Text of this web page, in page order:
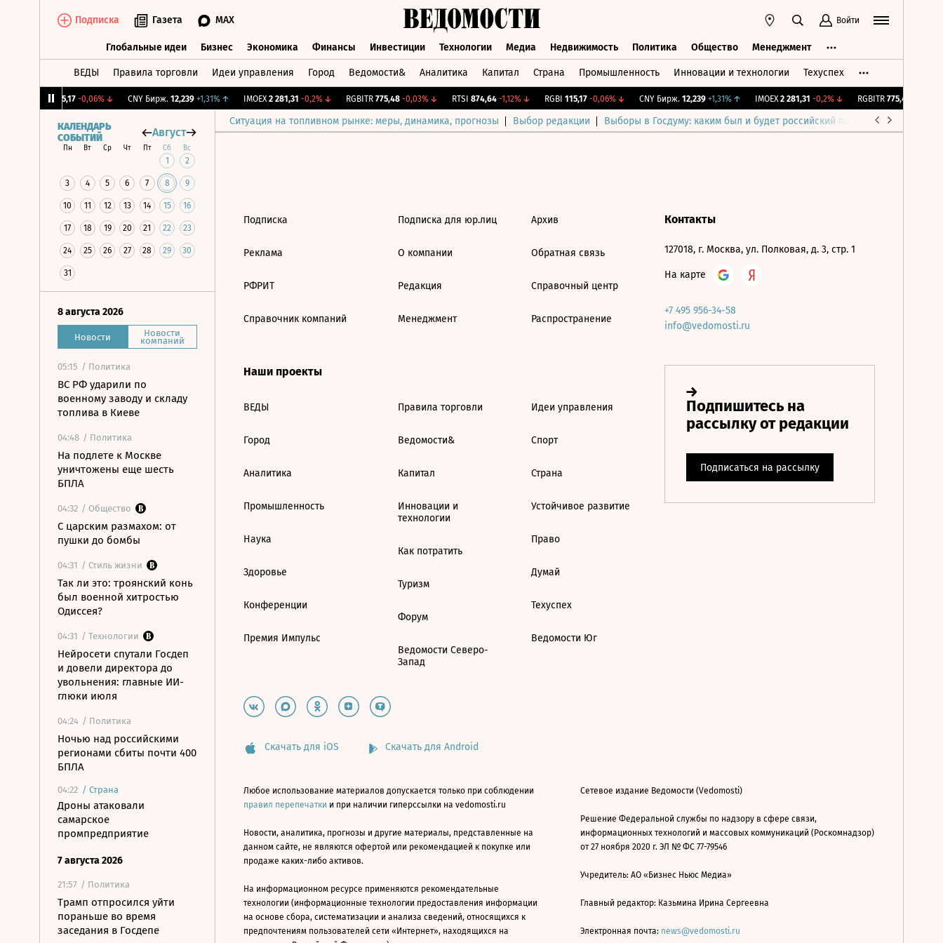
Подписка Газета MAX Войти
Глобальные идеи Бизнес Экономика Финансы Инвестиции Технологии Медиа Недвижимость Политика Общество Менеджмент
ВЕДЫ Правила торговли Идеи управления Город Ведомости& Аналитика Капитал Страна Промышленность Инновации и технологии Техуспех
115,17 -0,06%↓ CNY Бирж. 12,239 +1,31%↑ IMOEX 2 281,31 -0,2%↓ RGBITR 775,48 -0,03%↓ RTSI 874,64 -1,12%↓ RGBI 115,17 -0,06%↓ CNY Бирж. 12,239 +1,31%↑ IMOEX 2 281,31 -0,2%↓ RGBITR 775,48
Ситуация на топливном рынке: меры, динамика, прогнозы Выбор редакции Выборы в Госдуму: каким был и будет российский парламент
КАЛЕНДАРЬ
СОБЫТИЙ
Август
Пн Вт Ср Чт Пт Сб Вс
1 2
3 4 5 6 7 8 9
10 11 12 13 14 15 16
17 18 19 20 21 22 23
24 25 26 27 28 29 30
31
8 августа 2026
Новости Новости
компаний
05:15 / Политика
ВС РФ ударили по
военному заводу и складу
топлива в Киеве
04:48 / Политика
На подлете к Москве
уничтожены еще шесть
БПЛА
04:32 / Общество
С царским размахом: от
пушки до бомбы
04:31 / Стиль жизни
Так ли это: троянский конь
был военной хитростью
Одиссея?
04:31 / Технологии
Нейросети спутали Госдеп
и довели директора до
увольнения: главные ИИ-
глюки июля
04:24 / Политика
Ночью над российскими
регионами сбиты почти 400
БПЛА
04:22 / Страна
Дроны атаковали
самарское
промпредприятие
7 августа 2026
21:57 / Политика
Трамп отпросился уйти
пораньше во время
заседания в Госдепе
Подписка
Реклама
РФРИТ
Справочник компаний
Подписка для юр.лиц
О компании
Редакция
Менеджмент
Архив
Обратная связь
Справочный центр
Распространение
Наши проекты
ВЕДЫ
Город
Аналитика
Промышленность
Наука
Здоровье
Конференции
Премия Импульс
Правила торговли
Ведомости&
Капитал
Инновации и
технологии
Как потратить
Туризм
Форум
Ведомости Северо-
Запад
Идеи управления
Спорт
Страна
Устойчивое развитие
Право
Думай
Техуспех
Ведомости Юг
Контакты
127018, г. Москва, ул. Полковая, д. 3, стр. 1
На карте
+7 495 956-34-58
info@vedomosti.ru
Скачать для iOS Скачать для Android
Любое использование материалов допускается только при соблюдении
правил перепечатки и при наличии гиперссылки на vedomosti.ru
Новости, аналитика, прогнозы и другие материалы, представленные на
данном сайте, не являются офертой или рекомендацией к покупке или
продаже каких-либо активов.
На информационном ресурсе применяются рекомендательные
технологии (информационные технологии предоставления информации
на основе сбора, систематизации и анализа сведений, относящихся к
предпочтениям пользователей сети «Интернет», находящихся на
Сетевое издание Ведомости (Vedomosti)
Решение Федеральной службы по надзору в сфере связи,
информационных технологий и массовых коммуникаций (Роскомнадзор)
от 27 ноября 2020 г. ЭЛ № ФС 77-79546
Учредитель: АО «Бизнес Ньюс Медиа»
Главный редактор: Казьмина Ирина Сергеевна
Электронная почта: news@vedomosti.ru